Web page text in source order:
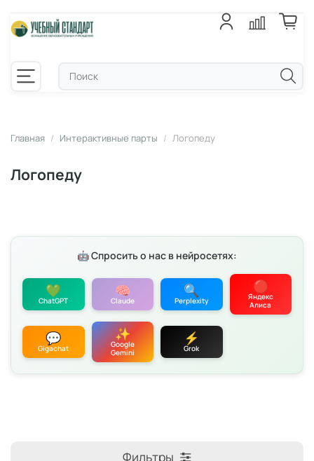
Главная Интерактивные парты Логопеду
Логопеду
🤖 Спросить о нас в нейросетях:
💚
ChatGPT
🧠
Claude
🔍
Perplexity
🔴
Яндекс
Алиса
💬
Gigachat
✨
Google
Gemini
⚡
Grok
Фильтры